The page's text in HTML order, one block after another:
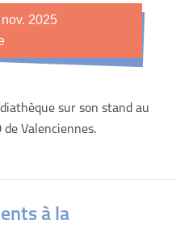
2025
sur son stand au
Valenciennes.
à la